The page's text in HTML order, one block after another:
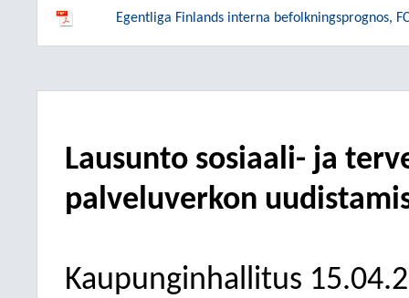
Egentliga Finlands interna befolkningsprognos,
Lausunto sosiaali- ja
palveluverkon
Kaupunginhallitus